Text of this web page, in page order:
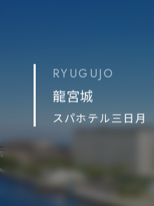
RYUGUJO
龍宮城
スパホテル三日月